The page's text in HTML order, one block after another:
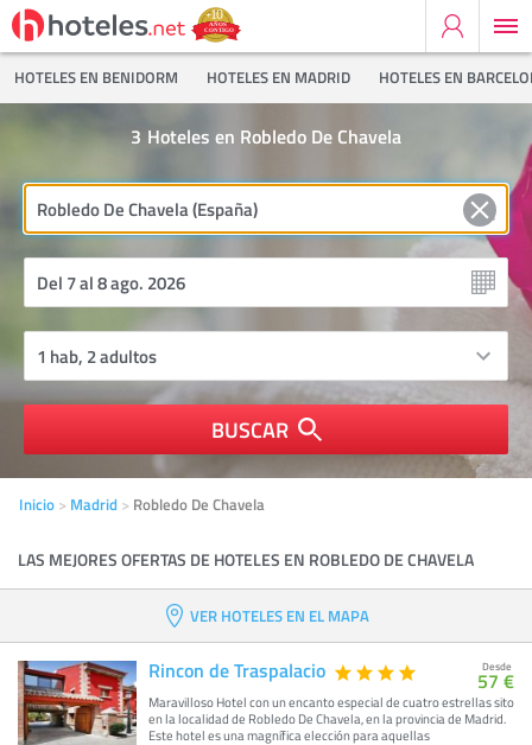
HOTELES EN BENIDORM HOTELES EN MADRID HOTELES EN
Hoteles en Robledo De Chavela
3
BUSCAR
Inicio Madrid Robledo De Chavela
LAS MEJORES OFERTAS DE HOTELES EN ROBLEDO DE CHAVELA
VER HOTELES EN EL MAPA
Rincon de Traspalacio
Maravilloso Hotel con un encanto especial de cuatro estrellas sito
en la localidad de Robledo De Chavela, en la provincia de Madrid.
Este hotel es una magnífica elección para aquellas
Desde
57 €